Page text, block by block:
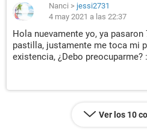
Nanci > jessi2731
4 may 2021 a las 22:37
Hola nuevamente yo, ya
pastilla, justamente me toca mi
existencia, ¿Debo preocuparme?
Ver los 10